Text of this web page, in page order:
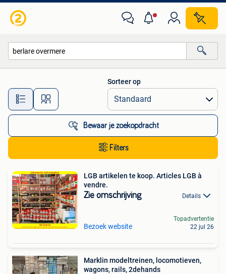
Alle afstanden…
Sorteer op
Bewaar je zoekopdracht
Filters
LGB artikelen te koop. Articles LGB à
vendre.
Zie omschrijving Details
Bezoek website
Topadvertentie
22 jul 26
Marklin modeltreinen, locomotieven,
wagons, rails, 2dehands